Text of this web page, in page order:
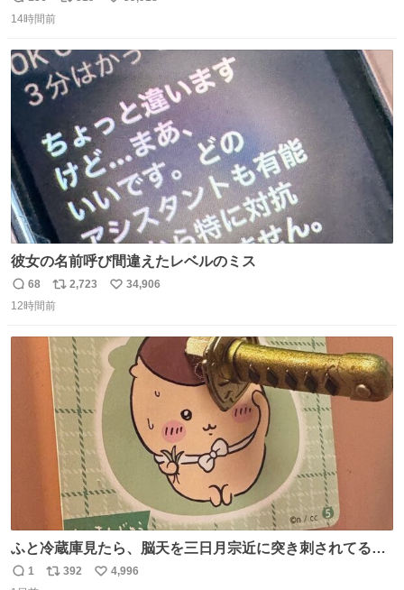
返
信
リ
ト
数
い
数
14時間前
彼女の名前呼び間違えたレベルのミス
返
信
68
リ
ポ
ト
数
2,723
い
数
34,906
12時間前
ふと冷蔵庫見たら、脳天を三日月宗近に突き刺されてるく
りまんじゅうパイセンが
返
1
リ
392
い
4,996